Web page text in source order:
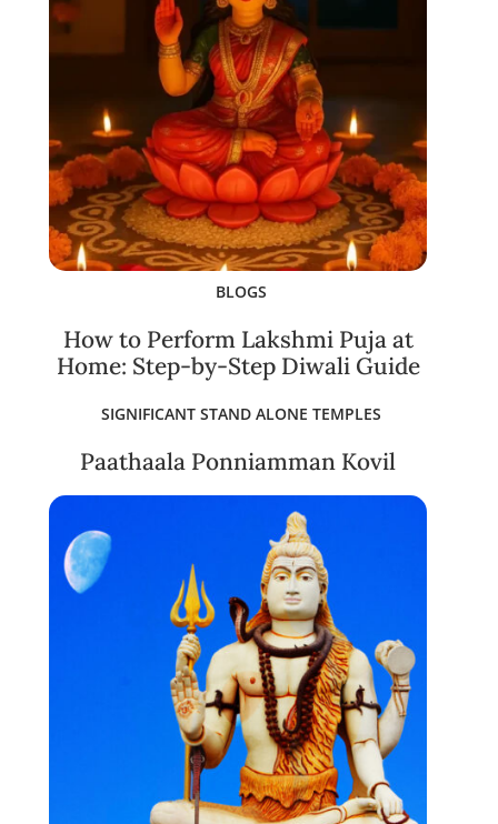
BLOGS
How to Perform Lakshmi Puja at
Home: Step-by-Step Diwali Guide
SIGNIFICANT STAND ALONE TEMPLES
Paathaala Ponniamman Kovil